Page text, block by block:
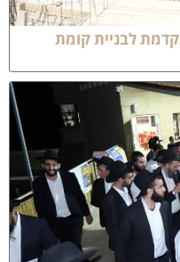
לבניית קומת